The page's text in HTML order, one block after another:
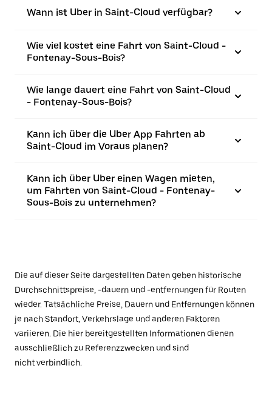
Wann ist Uber in Saint-Cloud verfügbar?
Wie viel kostet eine Fahrt von Saint-Cloud -
Fontenay-Sous-Bois?
Wie lange dauert eine Fahrt von Saint-Cloud
- Fontenay-Sous-Bois?
Kann ich über die Uber App Fahrten ab
Saint-Cloud im Voraus planen?
Kann ich über Uber einen Wagen mieten,
um Fahrten von Saint-Cloud - Fontenay-
Sous-Bois zu unternehmen?
Die auf dieser Seite dargestellten Daten geben historische
Durchschnittspreise, -dauern und -entfernungen für Routen
wieder. Tatsächliche Preise, Dauern und Entfernungen können
je nach Standort, Verkehrslage und anderen Faktoren
variieren. Die hier bereitgestellten Informationen dienen
ausschließlich zu Referenzzwecken und sind
nicht verbindlich.